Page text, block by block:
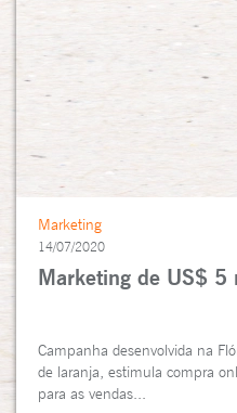
Marketing
14/07/2020
Marketing de US$ 5
Campanha desenvolvida na
de laranja, estimula compra
para as vendas...